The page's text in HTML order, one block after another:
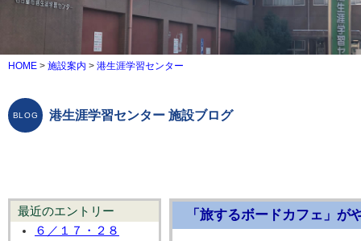
HOME > 施設案内 > 港生涯学習センター
港生涯学習センター 施設ブログ
最近のエントリー
６／１７・２８
「旅するボードカフェ」が